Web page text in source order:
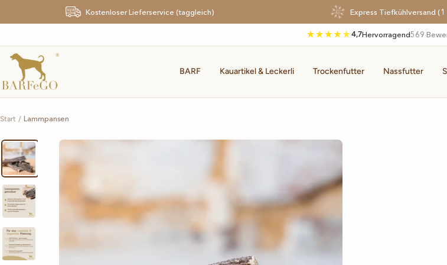
Kostenloser Lieferservice (taggleich) Express Tiefkühlversand (1
4,7Hervorragend569
BARF Kauartikel & Leckerli Trockenfutter Nassfutter
BARFeGO®
Start Lammpansen